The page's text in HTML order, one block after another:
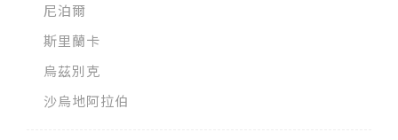
尼泊爾
斯里蘭卡
烏茲別克
沙烏地阿拉伯